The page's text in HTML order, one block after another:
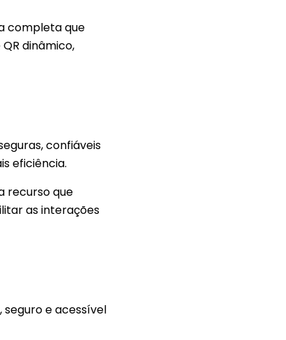
completa que
dinâmico,
confiáveis
eficiência.
recurso que
as interações
e acessível